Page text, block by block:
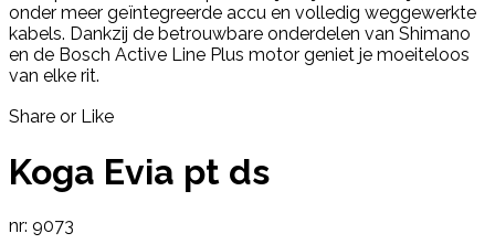
Share or Like
Koga Evia pt ds
nr: 9073